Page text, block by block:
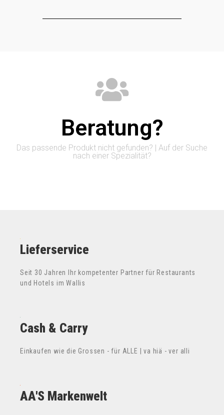
Beratung?
Das passende Produkt nicht gefunden? | Auf der Suche
nach einer Spezialität?
Lieferservice
Seit 30 Jahren Ihr kompetenter Partner für Restaurants
und Hotels im Wallis
Cash & Carry
Einkaufen wie die Grossen - für ALLE | va hiä - ver alli
AA'S Markenwelt